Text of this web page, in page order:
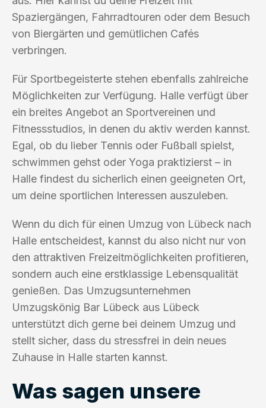
Spaziergängen, Fahrradtouren oder dem Besuch
von Biergärten und gemütlichen Cafés
verbringen.
Für Sportbegeisterte stehen ebenfalls zahlreiche
Möglichkeiten zur Verfügung. Halle verfügt über
ein breites Angebot an Sportvereinen und
Fitnessstudios, in denen du aktiv werden kannst.
Egal, ob du lieber Tennis oder Fußball spielst,
schwimmen gehst oder Yoga praktizierst – in
Halle findest du sicherlich einen geeigneten Ort,
um deine sportlichen Interessen auszuleben.
Wenn du dich für einen Umzug von Lübeck nach
Halle entscheidest, kannst du also nicht nur von
den attraktiven Freizeitmöglichkeiten profitieren,
sondern auch eine erstklassige Lebensqualität
genießen. Das Umzugsunternehmen
Umzugskönig Bar Lübeck aus Lübeck
unterstützt dich gerne bei deinem Umzug und
stellt sicher, dass du stressfrei in dein neues
Zuhause in Halle starten kannst.
Was sagen unsere